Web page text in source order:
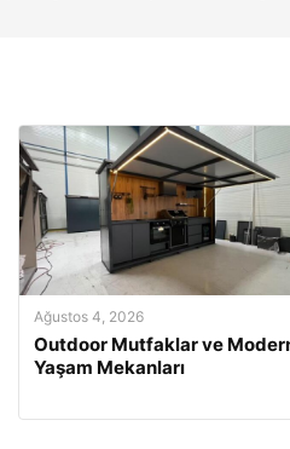
Ağustos 4, 2026
Outdoor Mutfaklar ve
Yaşam Mekanları